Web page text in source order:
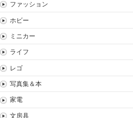
ファッション
ホビー
ミニカー
ライフ
レゴ
写真集＆本
家電
文房具